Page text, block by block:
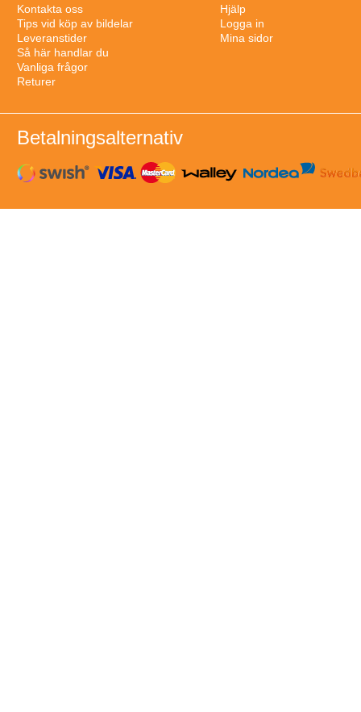
Kontakta oss
Tips vid köp av bildelar
Leveranstider
Så här handlar du
Vanliga frågor
Returer
Hjälp
Logga in
Mina sidor
Betalningsalternativ